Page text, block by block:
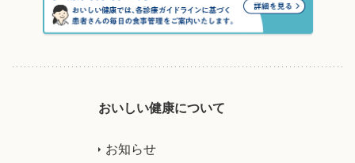
おいしい健康について
お知らせ